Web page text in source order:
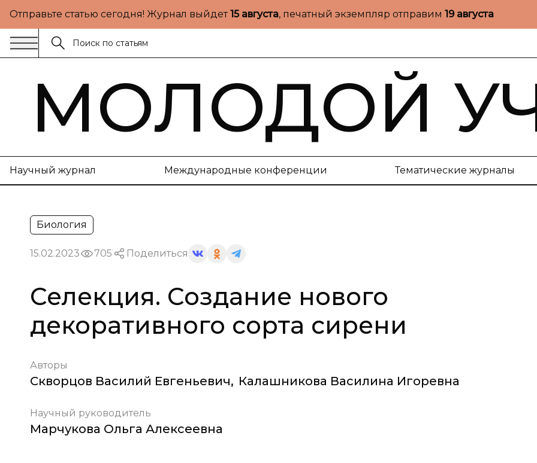
Отправьте статью сегодня! Журнал выйдет15 августа, печатный экземпляр отправим 19 августа
МОЛОДОЙ
Научный журнал Международные конференции Тематические журналы
Биология
15.02.2023 705 Поделиться
Селекция. Создание нового
декоративного сорта сирени
Авторы
Скворцов Василий Евгеньевич, Калашникова Василина Игоревна
Научный руководитель
Марчукова Ольга Алексеевна